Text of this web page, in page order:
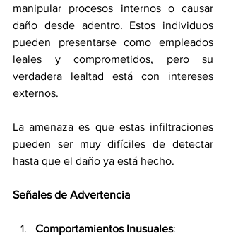
manipular procesos internos o causar
daño desde adentro. Estos individuos
pueden presentarse como empleados
leales y comprometidos, pero su
verdadera lealtad está con intereses
externos.
La amenaza es que estas infiltraciones
pueden ser muy difíciles de detectar
hasta que el daño ya está hecho.
Señales de Advertencia
Comportamientos Inusuales: